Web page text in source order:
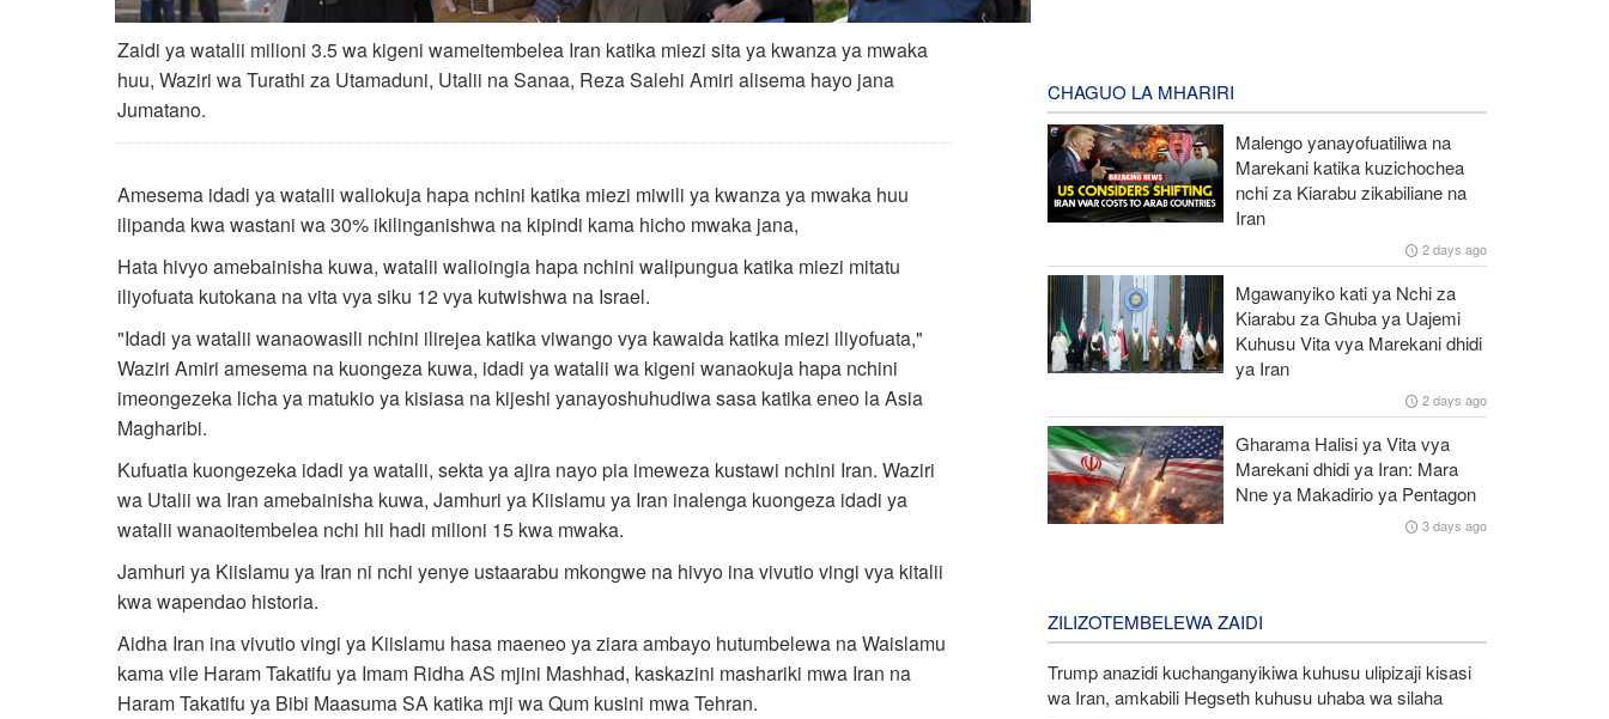
Zaidi ya watalii milioni 3.5 wa kigeni wameitembelea Iran katika miezi sita ya kwanza ya mwaka
huu, Waziri wa Turathi za Utamaduni, Utalii na Sanaa, Reza Salehi Amiri alisema hayo jana
Jumatano.
Amesema idadi ya watalii waliokuja hapa nchini katika miezi miwili ya kwanza ya mwaka huu
ilipanda kwa wastani wa 30% ikilinganishwa na kipindi kama hicho mwaka jana,
Hata hivyo amebainisha kuwa, watalii walioingia hapa nchini walipungua katika miezi mitatu
iliyofuata kutokana na vita vya siku 12 vya kutwishwa na Israel.
"Idadi ya watalii wanaowasili nchini ilirejea katika viwango vya kawaida katika miezi iliyofuata,"
Waziri Amiri amesema na kuongeza kuwa, idadi ya watalii wa kigeni wanaokuja hapa nchini
imeongezeka licha ya matukio ya kisiasa na kijeshi yanayoshuhudiwa sasa katika eneo la Asia
Magharibi.
Kufuatia kuongezeka idadi ya watalii, sekta ya ajira nayo pia imeweza kustawi nchini Iran. Waziri
wa Utalii wa Iran amebainisha kuwa, Jamhuri ya Kiislamu ya Iran inalenga kuongeza idadi ya
watalii wanaoitembelea nchi hii hadi milioni 15 kwa mwaka.
Jamhuri ya Kiislamu ya Iran ni nchi yenye ustaarabu mkongwe na hivyo ina vivutio vingi vya kitalii
kwa wapendao historia.
Aidha Iran ina vivutio vingi ya Kiislamu hasa maeneo ya ziara ambayo hutumbelewa na Waislamu
kama vile Haram Takatifu ya Imam Ridha AS mjini Mashhad, kaskazini mashariki mwa Iran na
Haram Takatifu ya Bibi Maasuma SA katika mji wa Qum kusini mwa Tehran.
CHAGUO LA MHARIRI
Malengo yanayofuatiliwa na
Marekani katika kuzichochea
nchi za Kiarabu zikabiliane na
Iran
2 days ago
Mgawanyiko kati ya Nchi za
Kiarabu za Ghuba ya Uajemi
Kuhusu Vita vya Marekani dhidi
ya Iran
2 days ago
Gharama Halisi ya Vita vya
Marekani dhidi ya Iran: Mara
Nne ya Makadirio ya Pentagon
3 days ago
ZILIZOTEMBELEWA ZAIDI
Trump anazidi kuchanganyikiwa kuhusu ulipizaji kisasi
wa Iran, amkabili Hegseth kuhusu uhaba wa silaha